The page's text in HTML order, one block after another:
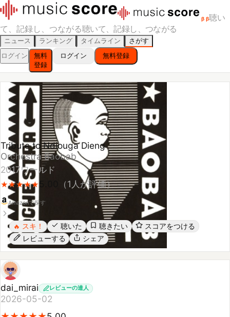
β β聴い
て、記録し、つながる聴いて、記録し、つながる
ニュース ランキング タイムライン
さがす
ログイン
無料
登録
ログイン 無料登録
Tribute to Ndiouga Dieng
Orchestra Baobab
2017ワールド
★
★★
★★
★★
★★
★5.00（ 人が評価）
Amazonで探す
🔥 スキ！ 聴きたい
スコアをつける
レビューする
シェア
dai_mirai
2026-05-02
★
★★
★★
★★
★★
★5.00